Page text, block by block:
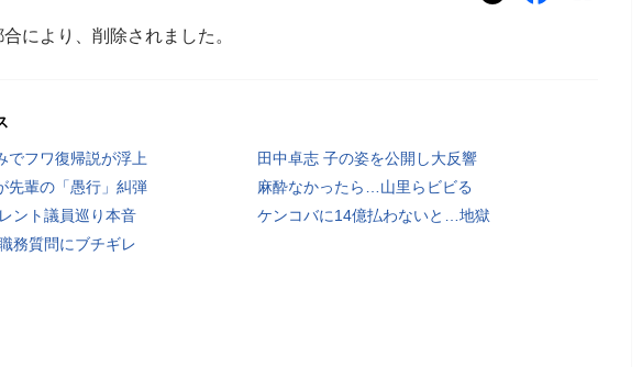
により、削除されました。
でフワ復帰説が浮上
田中卓志 子の姿を公開し大反響
先輩の「愚行」糾弾
麻酔なかったら…山里らビビる
ント議員巡り本音
ケンコバに14億払わないと…地獄
務質問にブチギレ